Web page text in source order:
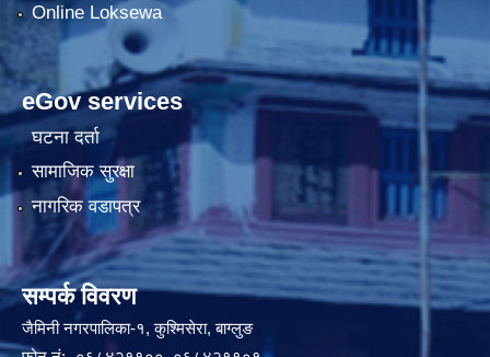
Online Loksewa
eGov services
घटना दर्ता
सामाजिक सुरक्षा
नागरिक वडापत्र
सम्पर्क विवरण
जैमिनी नगरपालिका-१, कुश्मिसेरा, बाग्लुङ